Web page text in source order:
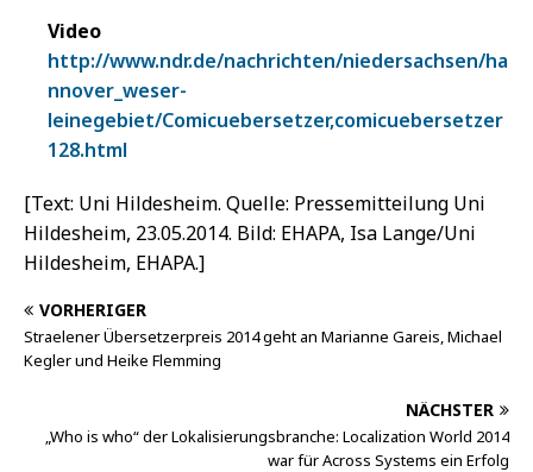
Video
http://www.ndr.de/nachrichten/niedersachsen/ha
nnover_weser-
leinegebiet/Comicuebersetzer,comicuebersetzer
128.html
[Text: Uni Hildesheim. Quelle: Pressemitteilung Uni
Hildesheim, 23.05.2014. Bild: EHAPA, Isa Lange/Uni
Hildesheim, EHAPA.]
VORHERIGER
Straelener Übersetzerpreis 2014 geht an Marianne Gareis, Michael
Kegler und Heike Flemming
NÄCHSTER
„Who is who“ der Lokalisierungsbranche: Localization World 2014
war für Across Systems ein Erfolg